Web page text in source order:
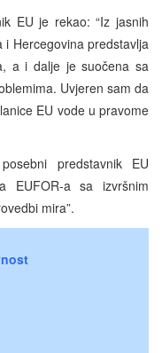
EU je rekao: “Iz jasnih
Hercegovina predstavlja
a i dalje je suočena sa
Uvjeren sam da
EU vode u pravome
predstavnik EU
EUFOR-a sa izvršnim
mira”.